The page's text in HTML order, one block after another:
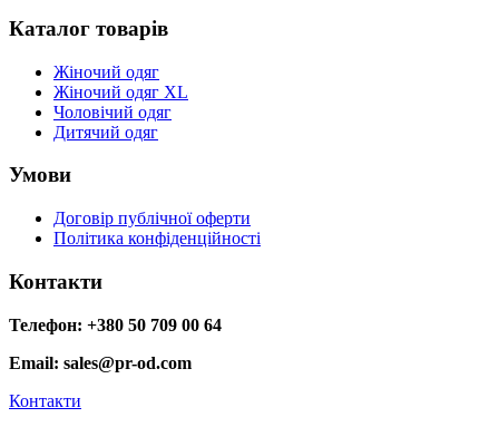
Каталог товарів
Жіночий одяг
Жіночий одяг XL
Чоловічий одяг
Дитячий одяг
Умови
Договір публічної оферти
Політика конфіденційності
Контакти
Телефон: +380 50 709 00 64
Email: sales@pr-od.com
Контакти